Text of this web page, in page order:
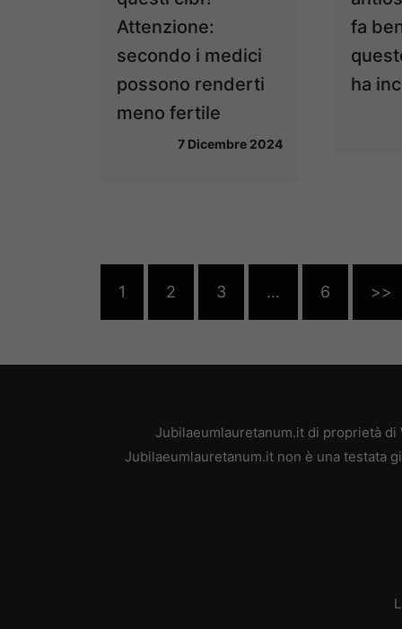
Attenzione:
secondo i medici
possono renderti
meno fertile
7 Dicembre 2024
fa
ha
1 2 3 … 6 >>
Jubilaeumlauretanum.it di proprietà di
Jubilaeumlauretanum.it non è una testata